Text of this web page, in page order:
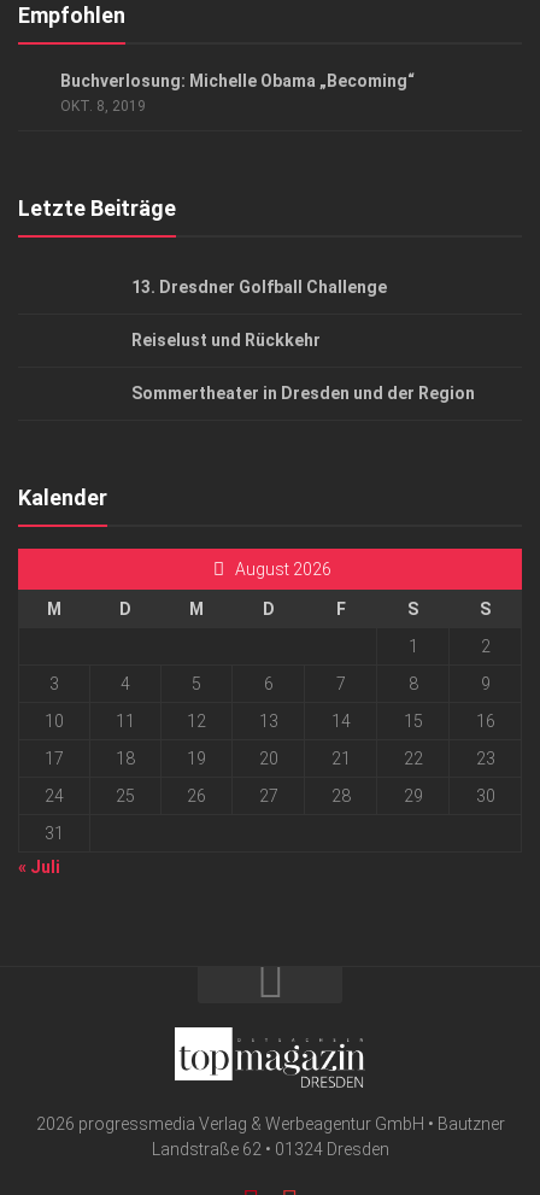
Kontakt, Impressum
Empfohlen
Buchverlosung: Michelle Obama „Becoming“
OKT. 8, 2019
Letzte Beiträge
13. Dresdner Golfball Challenge
Reiselust und Rückkehr
Sommertheater in Dresden und der Region
Kalender
August 2026
M D M D F S
S
1
2
3
4 5 6 7 8
9
10
11 12 13 14 15
16
17
18 19 20 21 22
23
24
25 26 27 28 29
30
31
« Juli
2026 progressmedia Verlag & Werbeagentur GmbH • Bautzner
Landstraße 62 • 01324 Dresden